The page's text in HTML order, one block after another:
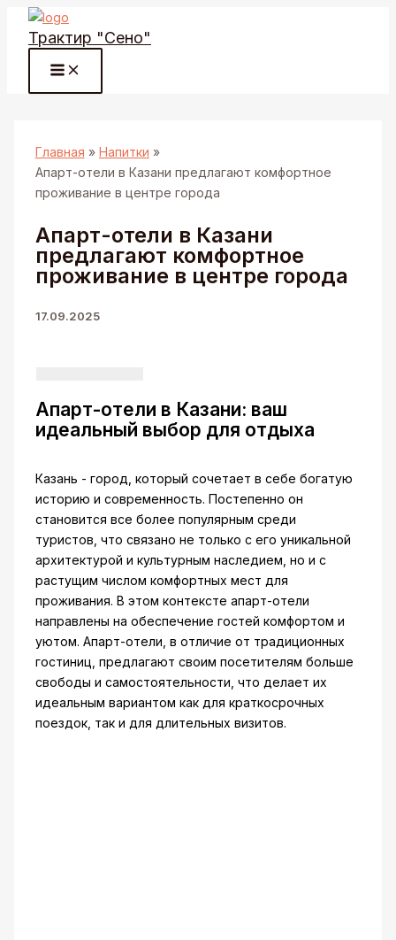
Перейти
Трактир "Сено"
Главная
Напитки
Апарт-отели в Казани предлагают комфортное
проживание в центре города
Апарт-отели в Казани
предлагают комфортное
проживание в центре города
17.09.2025
Апарт-отели в Казани: ваш
идеальный выбор для отдыха
Казань - город, который сочетает в себе богатую
историю и современность. Постепенно он
становится все более популярным среди
туристов, что связано не только с его уникальной
архитектурой и культурным наследием, но и с
растущим числом комфортных мест для
проживания. В этом контексте апарт-отели
направлены на обеспечение гостей комфортом и
уютом. Апарт-отели, в отличие от традиционных
гостиниц, предлагают своим посетителям больше
свободы и самостоятельности, что делает их
идеальным вариантом как для краткосрочных
поездок, так и для длительных визитов.